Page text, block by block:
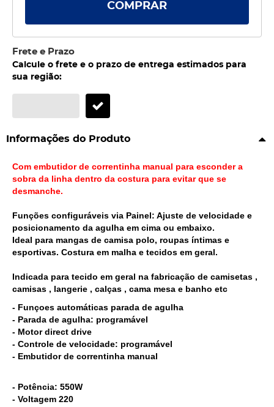
COMPRAR
Frete e Prazo
Calcule o frete e o prazo de entrega estimados para
sua região:
Informações do Produto
Com embutidor de correntinha manual para esconder a
sobra da linha dentro da costura para evitar que se
desmanche.
Funções configuráveis via Painel: Ajuste de velocidade e
posicionamento da agulha em cima ou embaixo.
Ideal para mangas de camisa polo, roupas íntimas e
esportivas. Costura em malha e tecidos em geral.
Indicada para tecido em geral na fabricação de camisetas ,
camisas , langerie , calças , cama mesa e banho etc
- Funçoes automáticas parada de agulha
- Parada de agulha: programável
- Motor direct drive
- Controle de velocidade: programável
- Embutidor de correntinha manual
- Potência: 550W
- Voltagem 220